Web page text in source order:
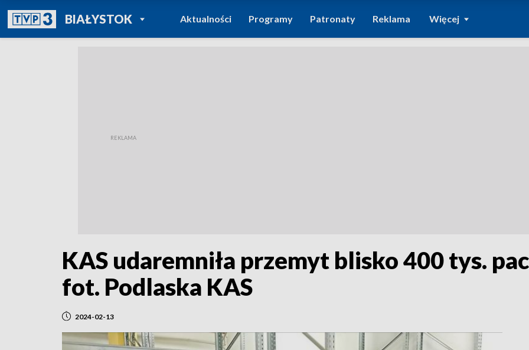
BIAŁYSTOKPOWRÓT DO
TVP REGIONY
Aktualności Programy Patronaty Reklama Więcej
KAS udaremniła przemyt blisko 400 tys.
fot. Podlaska KAS
2024-02-13